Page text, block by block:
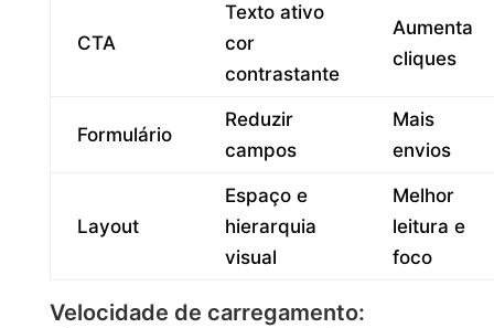
CTA
Texto ativo
cor
contrastante
Aumenta
cliques
Formulário
Reduzir
campos
Mais
envios
Layout
Espaço e
hierarquia
visual
Melhor
leitura e
foco
Velocidade de carregamento: